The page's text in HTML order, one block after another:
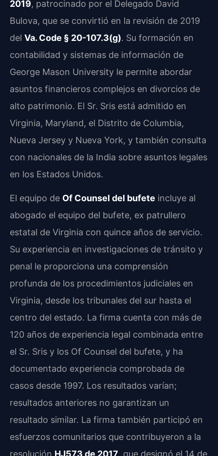
2019, patrocinado por el Delegado David
Bulova, que se convirtió en la revisión de 2019
del Va. Code § 20-107.3(g). Su formación en
contabilidad y sistemas de información de
George Mason University le permite abordar
asuntos financieros complejos en divorcios de
alto patrimonio. El Sr. Sris está admitido en
Virginia, Maryland, el Distrito de Columbia,
Nueva Jersey y Nueva York, y también consulta
con nacionales de la India sobre asuntos legales
en los Estados Unidos.
El equipo de Of Counsel del bufete incluye al
abogado el equipo del bufete, ex patrullero
estatal de Virginia con quince años de servicio.
Su experiencia en investigaciones de tránsito y
penal le proporciona una comprensión
profunda de los procedimientos judiciales en
Virginia, desde los tribunales del sur hasta el
centro del estado. La firma cuenta con más de
120 años de experiencia legal combinada entre
el Sr. Sris y los Of Counsel del bufete, y ha
documentado experiencia comprobada de
casos desde 1997. Los resultados varían;
resultados anteriores no garantizan un
resultado similar. La firma también participó en
esfuerzos comunitarios que contribuyeron a la
resolución HJ573 de 2017, que designó el 14 de